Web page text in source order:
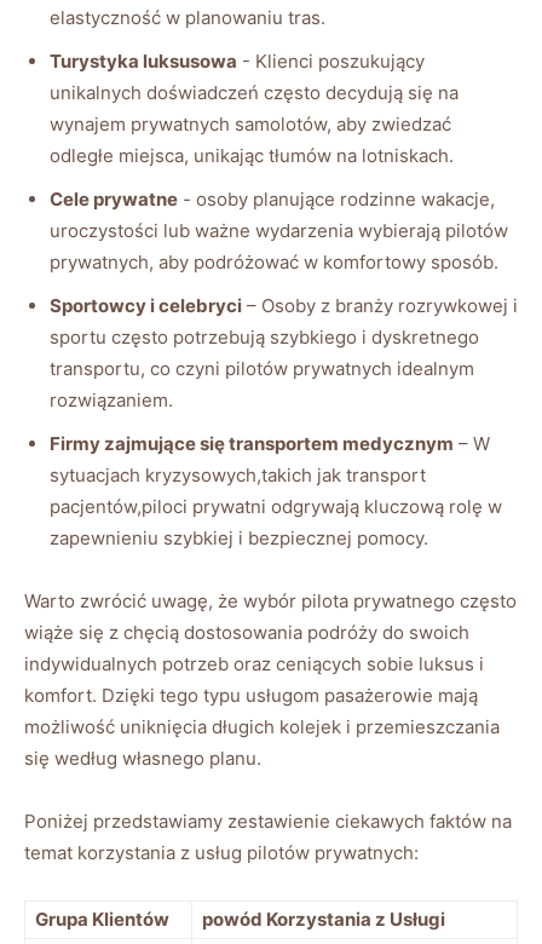
elastyczność w ‍planowaniu tras.
Turystyka ⁣luksusowa ⁤- Klienci poszukujący
unikalnych doświadczeń często decydują ​się na
wynajem prywatnych samolotów, aby zwiedzać
odległe miejsca, unikając tłumów na lotniskach.
Cele prywatne -‌ osoby planujące⁢ rodzinne wakacje,‍
uroczystości lub ważne wydarzenia wybierają pilotów
prywatnych, aby podróżować w komfortowy sposób.
Sportowcy i⁣ celebryci – Osoby z branży rozrywkowej i
sportu często potrzebują ‍szybkiego i dyskretnego
transportu, co czyni pilotów prywatnych idealnym
rozwiązaniem.
Firmy ⁢zajmujące ‌się transportem ​medycznym – W ​
sytuacjach kryzysowych,takich jak ⁤transport
pacjentów,piloci prywatni odgrywają kluczową rolę w
zapewnieniu szybkiej ​i bezpiecznej⁢ pomocy.
Warto zwrócić uwagę, że wybór⁢ pilota prywatnego często⁤
wiąże się z ​chęcią dostosowania⁢ podróży do swoich
indywidualnych potrzeb‍ oraz ceniących‍ sobie ⁤luksus⁣ i
komfort. Dzięki tego typu usługom pasażerowie mają
możliwość uniknięcia długich ​kolejek i przemieszczania
się według własnego ⁣planu.
Poniżej przedstawiamy zestawienie ciekawych faktów na
‍temat korzystania⁢ z⁤ usług ⁣pilotów prywatnych:
Grupa ‌Klientów
powód Korzystania z Usługi